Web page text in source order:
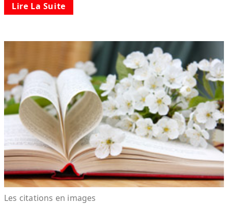
Lire La Suite
Les citations en images